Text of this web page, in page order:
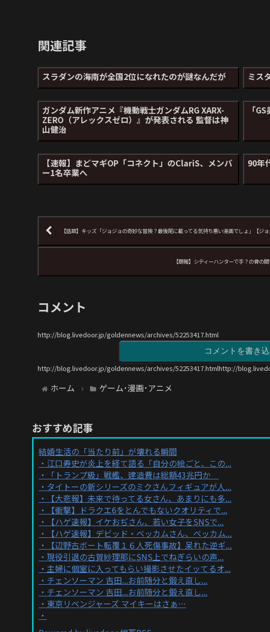
関連記事
スラダンの海南が全国2位になれたのが謎なんだが ミス
ガンダム新作アニメ『機動戦士ガンダムRG XARX-
ZERO（アレックスゼロ）』が発表される 監督は神
山健治
「
【速報】まどマギOP「コネクト」のClariS、メンバ
ー1名卒業へ
90年
【話題】キッズ「ジョジョの奇妙な冒険？最後尾に載ってる気持ち悪い漫画でしょ」【ジョ
【朗報】シティーハンターで手？の骨の
コメント
http://blog.livedoor.jp/goldennews/archives/52253417.html
コメントを書き
http://blog.livedoor.jp/goldennews/archives/52253417.htmlhttp://
ホーム ゲーム･漫画･アニメ
おすすめ記事
結婚生活の「当たり前」が壊れる瞬間
江口寿史が炎上を経て語る「自分の絵ごと、この...
「トランプ級」戦艦、建造費は総額43兆円か
タイトーの新シリーズのミクさんフィギュアが人...
【大悲報】未来で待ってる女さん、あまりにも多...
【衝撃】ドラクエ6をとんでもないクオリティで...
【ハゲ速報】イケおぢさん、若い女子をSNSで...
【ハゲ速報】デビッド・ベッカムさん、ベッカム...
【辺野古ボート転覆１６人死傷事故】呆れた逆ギ...
現役引退の古賀紗理那にSNS上でねぎらいの声...
主婦に個室に入ってもらい撮影させたイッてるオ...
チェンソーマン 吉田...お前随分と鍛え直し...
チェンソーマン 吉田...お前随分と鍛え直し...
東京リベンジャーズ マイキーはさぁ…